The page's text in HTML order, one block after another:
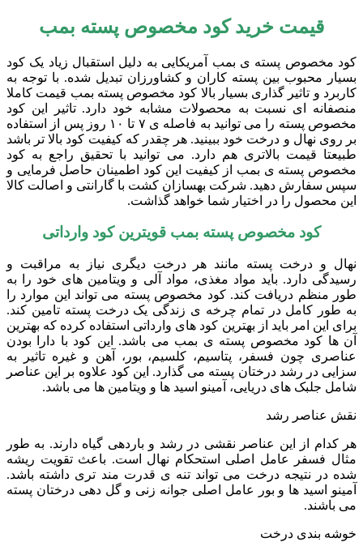
قیمت خرید کود مخصوص پسته بمب
کود مخصوص پسته ی بمب آمریکایی به دلیل استقبال زیاد یک کود
بسیار محبوب بین پسته کاران و کشاورزان تبدیل شده. با توجه به
کاربرد و تاثیر گذاری بسیار بالا کود مخصوص پسته بمب قیمت کاملا
منصفانه ای نسبت به محصولات مشابه خود دارد. تاثیر این کود
مخصوص پسته را می توانید به فاصله ی ۷ تا ۱۰ روز پس از استفاده
بر روی نهال و درخت خود ببینید. هر چقدر که کیفیت کود بالا تر باشد
طبیعتا قیمت بالاتری هم دارد. می توانید با تحقیق راجع به کود
مخصوص پسته ی بمب از کیفیت این کود اطمینان حاصل فرمایی و
سپس سفارش دهید. شرکت بهسازان کشت با گارانتی و اصالت کالا
این محصول را در اختیار شما خواهد گذاشت.
کود مخصوص پسته بمب قویترین کود وارداتی
نهال و درخت پسته مانند هر درخت دیگری نیاز به مراقبت و
رسیدگی دارد. باید مواد مغذی، مواد آلی و ویتامین های خود را به
طور منظم دریافت کند. کود مخصوص پسته می تواند این موارد را
به طور کامل در تمام چرخه ی زندگی یک درخت پسته تامین کند.
برای این امر باید از بهترین کود های وارداتی استفاده کرده که بهترین
آن ها کود مخصوص پسته ی بمب می باشد. این کود با دارا بودن
عناصری چون فسفر، پتاسیم، کلسیم، بور، آهن و غیره تاثیر به
سزایی در رشد درختان پسته می گذارد. این کود علاوه بر این عناصر
شامل جلبک های دریایی، آمینو اسید ها و ویتامین ها می باشد.
نقش عناصر رشد
هر کدام از این عناصر نقشی در رشد و باردهی گیاه دارند. به طور
مثال فسفر عامل اصلی استحکام نهال است. باعث تقویت ریشه
شده در نتیجه درخت می تواند تنه ی قدرت مند تری داشته باشد.
آمینو اسید ها و بور عامل اصلی جوانه زنی و گل دهی درختان پسته
می باشند.
خوشه بندی درخت